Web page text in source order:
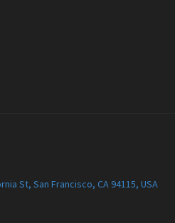
St, San Francisco, CA 94115, USA